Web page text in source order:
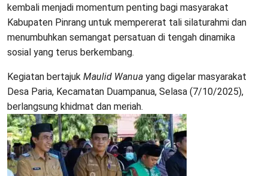
kembali menjadi momentum penting bagi masyarakat
Kabupaten Pinrang untuk mempererat tali silaturahmi dan
menumbuhkan semangat persatuan di tengah dinamika
sosial yang terus berkembang.
Kegiatan bertajuk Maulid Wanua yang digelar masyarakat
Desa Paria, Kecamatan Duampanua, Selasa (7/10/2025),
berlangsung khidmat dan meriah.